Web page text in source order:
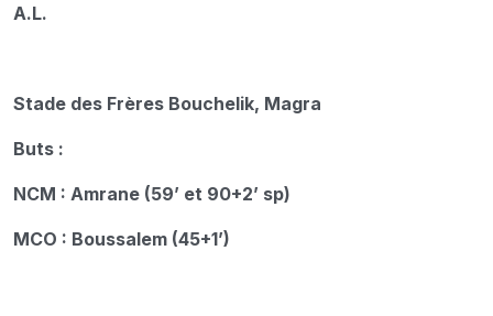
A.L.
Stade des Frères Bouchelik, Magra
Buts :
NCM : Amrane (59’ et 90+2’ sp)
MCO : Boussalem (45+1’)